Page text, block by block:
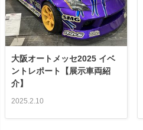
大阪オートメッセ2025 イベ
ントレポート【展示車両紹
介】
2025.2.10